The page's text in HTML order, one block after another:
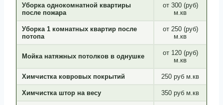
Уборка однокомнатной квартиры
после пожара
от 300 (руб)
м.кв
Уборка 1 комнатных квартир после
потопа
от 250 (руб)
м.кв
Мойка натяжных потолков в однушке
от 120 (руб)
м.кв
Химчистка ковровых покрытий 250 руб м.кв
Химчистка штор на весу 350 руб м.кв